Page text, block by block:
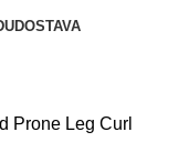
DOSTAVA
Prone Leg Curl